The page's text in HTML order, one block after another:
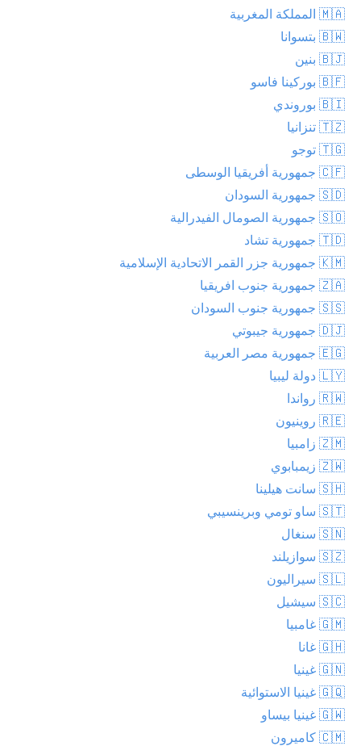
🇲🇦 المملكة المغربية
🇧🇼 بتسوانا
🇧🇯 بنين
🇧🇫 بوركينا فاسو
🇧🇮 بوروندي
🇹🇿 تنزانيا
🇹🇬 توجو
🇨🇫 جمهورية أفريقيا الوسطى
🇸🇩 جمهورية السودان
🇸🇴 جمهورية الصومال الفيدرالية
🇹🇩 جمهورية تشاد
🇰🇲 جمهورية جزر القمر الاتحادية الإسلامية
🇿🇦 جمهورية جنوب افريقيا
🇸🇸 جمهورية جنوب السودان
🇩🇯 جمهورية جيبوتي
🇪🇬 جمهورية مصر العربية
🇱🇾 دولة ليبيا
🇷🇼 رواندا
🇷🇪 روينيون
🇿🇲 زامبيا
🇿🇼 زيمبابوي
🇸🇭 سانت هيلينا
🇸🇹 ساو تومي وبرينسيبي
🇸🇳 سنغال
🇸🇿 سوازيلند
🇸🇱 سيراليون
🇸🇨 سيشيل
🇬🇲 غامبيا
🇬🇭 غانا
🇬🇳 غينيا
🇬🇶 غينيا الاستوائية
🇬🇼 غينيا بيساو
🇨🇲 كاميرون